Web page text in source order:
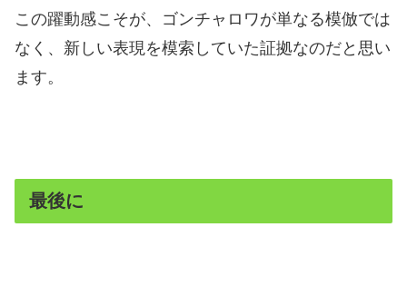
この躍動感こそが、ゴンチャロワが単なる模倣では
なく、新しい表現を模索していた証拠なのだと思い
ます。
最後に